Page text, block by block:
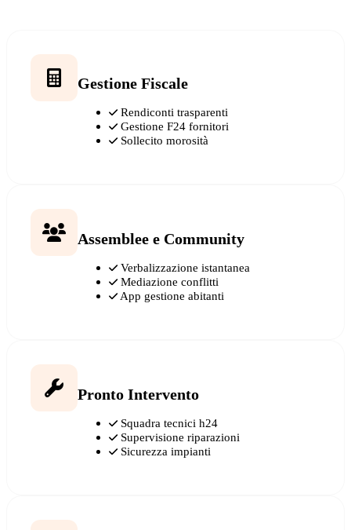
Gestione Fiscale
Rendiconti trasparenti
Gestione F24 fornitori
Sollecito morosità
Assemblee e Community
Verbalizzazione istantanea
Mediazione conflitti
App gestione abitanti
Pronto Intervento
Squadra tecnici h24
Supervisione riparazioni
Sicurezza impianti